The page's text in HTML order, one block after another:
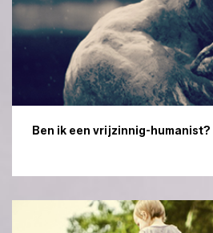
Ben ik een vrijzinnig-humanist?